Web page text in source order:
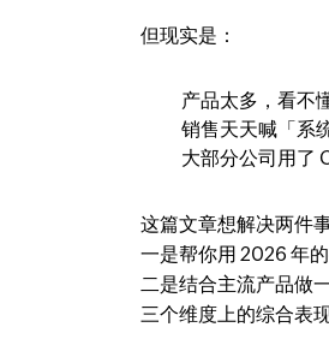
但现实是：
产品太多，看不
销售天天喊「系
大部分公司用了
这篇文章想解决两件事
一是帮你用 2026 年
二是结合主流产品做
三个维度上的综合表